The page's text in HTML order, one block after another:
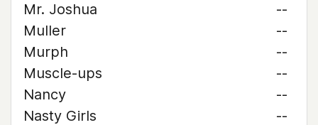
Mr. Joshua
--
Muller
--
Murph
--
Muscle-ups
--
Nancy
--
Nasty Girls
--